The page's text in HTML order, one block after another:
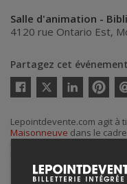
Salle d'animation -
4120 rue Ontario Est,
Partagez cet événement
Twitter
Lepointdevente.com agit à
Maisonneuve dans le
contacter l’organisateur
+1 514-872-4213.